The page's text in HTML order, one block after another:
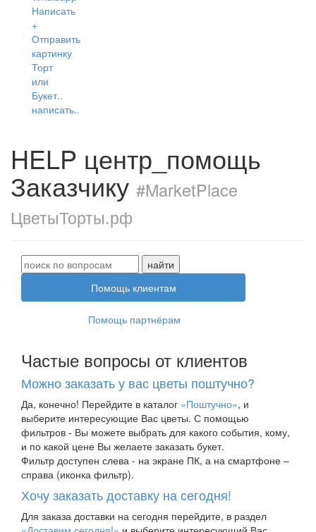
написать..
HELP центр_помощь
Заказчику #MarketPlace
ЦветыТорты.рф
Помощь клиентам
Помощь партнёрам
Частые вопросы от клиентов
Можно заказать у вас цветы поштучно?
Да, конечно! Перейдите в каталог «Поштучно», и
выберите интересующие Вас цветы. С помощью
фильтров - Вы можете выбрать для какого события, кому,
и по какой цене Вы желаете заказать букет.
Фильтр доступен слева - на экране ПК, а на смартфоне –
справа (иконка фильтр).
Хочу заказать доставку на сегодня!
Для заказа доставки на сегодня перейдите, в раздел